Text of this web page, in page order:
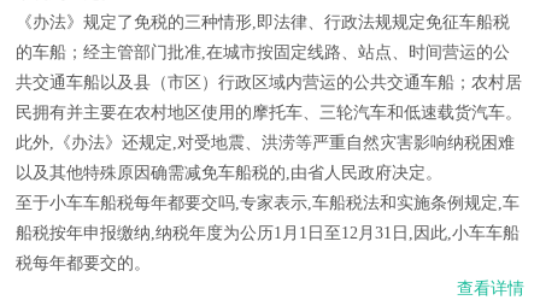
《办法》规定了免税的三种情形,即法律、行政法规规定免征车船税
的车船；经主管部门批准,在城市按固定线路、站点、时间营运的公
共交通车船以及县（市区）行政区域内营运的公共交通车船；农村居
民拥有并主要在农村地区使用的摩托车、三轮汽车和低速载货汽车。
此外,《办法》还规定,对受地震、洪涝等严重自然灾害影响纳税困难
以及其他特殊原因确需减免车船税的,由省人民政府决定。
至于小车车船税每年都要交吗,专家表示,车船税法和实施条例规定,车
船税按年申报缴纳,纳税年度为公历1月1日至12月31日,因此,小车车船
税每年都要交的。
查看详情